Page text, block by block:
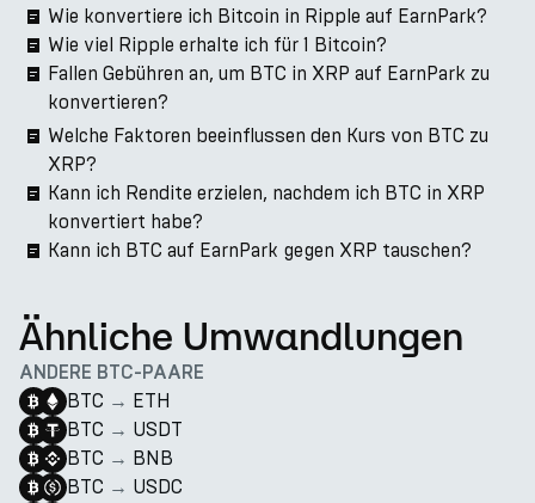
Wie konvertiere ich Bitcoin in Ripple auf EarnPark?
Wie viel Ripple erhalte ich für 1 Bitcoin?
Fallen Gebühren an, um BTC in XRP auf EarnPark zu
konvertieren?
Welche Faktoren beeinflussen den Kurs von BTC zu
XRP?
Kann ich Rendite erzielen, nachdem ich BTC in XRP
konvertiert habe?
Kann ich BTC auf EarnPark gegen XRP tauschen?
Ähnliche Umwandlungen
ANDERE BTC-PAARE
BTC → ETH
BTC → USDT
BTC → BNB
BTC → USDC